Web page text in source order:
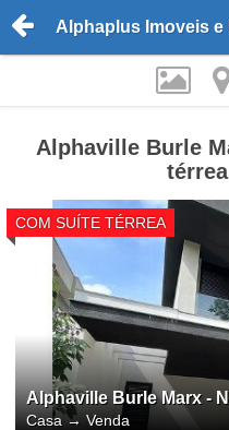
Alphaplus Imoveis
Alphaville Burle
COM SUÍTE TÉRREA
Alphaville Burle Marx -
Casa→ Venda